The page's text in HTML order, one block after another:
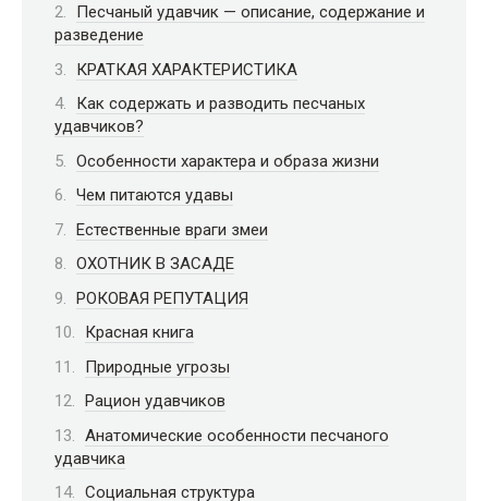
Песчаный удавчик — описание, содержание и
разведение
КРАТКАЯ ХАРАКТЕРИСТИКА
Как содержать и разводить песчаных
удавчиков?
Особенности характера и образа жизни
Чем питаются удавы
Естественные враги змеи
ОХОТНИК В ЗАСАДЕ
РОКОВАЯ РЕПУТАЦИЯ
Красная книга
Природные угрозы
Рацион удавчиков
Анатомические особенности песчаного
удавчика
Социальная структура